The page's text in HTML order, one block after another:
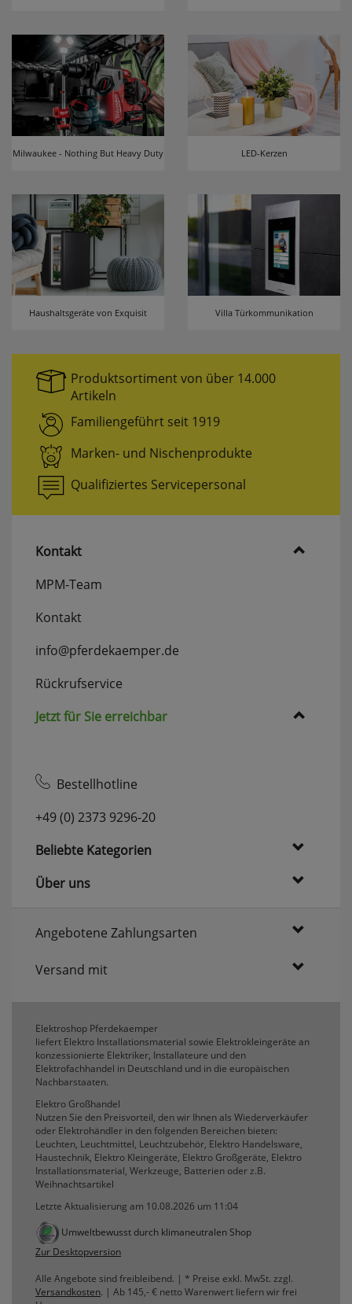
Milwaukee - Nothing But Heavy Duty LED-Kerzen
Haushaltsgeräte von Exquisit Villa Türkommunikation
Produktsortiment von über 14.000
Artikeln
Familiengeführt seit 1919
Marken- und Nischenprodukte
Qualifiziertes Servicepersonal
Kontakt
MPM-Team
Kontakt
info@pferdekaemper.de
Rückrufservice
Jetzt für Sie erreichbar
Bestellhotline
+49 (0) 2373 9296-20
Beliebte Kategorien
Über uns
Angebotene Zahlungsarten
Versand mit
Elektroshop Pferdekaemper
liefert Elektro Installationsmaterial sowie Elektrokleingeräte an
konzessionierte Elektriker, Installateure und den
Elektrofachhandel in Deutschland und in die europäischen
Nachbarstaaten.
Elektro Großhandel
Nutzen Sie den Preisvorteil, den wir Ihnen als Wiederverkäufer
oder Elektrohändler in den folgenden Bereichen bieten:
Leuchten, Leuchtmittel, Leuchtzubehör, Elektro Handelsware,
Haustechnik, Elektro Kleingeräte, Elektro Großgeräte, Elektro
Installationsmaterial, Werkzeuge, Batterien oder z.B.
Weihnachtsartikel
Letzte Aktualisierung am 10.08.2026 um 11:04
Umweltbewusst durch klimaneutralen Shop
Zur Desktopversion
Alle Angebote sind freibleibend. | * Preise exkl. MwSt. zzgl.
Versandkosten. | Ab 145,- € netto Warenwert liefern wir frei